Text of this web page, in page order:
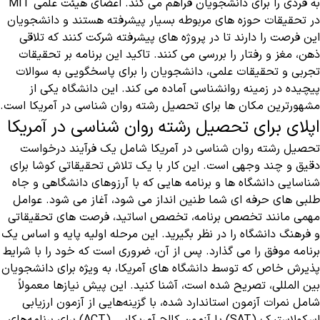
به فردی را برای دانشجویان فراهم می کند. اعضای هیئت علمی MIT
در تحقیقات حوزه های مربوطه بسیار پیشرفته هستند و دانشجویان
این فرصت را دارند تا در پروژه های پیشرفته شرکت کنند که تلاقی
ذهن، مغز و رفتار را بررسی می کنند. تاکید این برنامه بر تحقیقات
تجربی و تحقیقات علمی، دانشجویان را برای پاسخگویی به سوالات
پیچیده در زمینه روانشناسی آماده می کند. این دانشگاه یکی از
مشهورترین مکان ها برای تحصیل رشته روان شناسی در آمریکا است.
اپلای برای تحصیل رشته روان شناسی در آمریکا
تحصیل رشته روان شناسی در آمریکا شامل یک فرآیند درخواست
دقیق و چند وجهی است. این کار با یک تلاش تحقیقاتی کوشا برای
شناسایی دانشگاه ها و برنامه هایی که با آرزوهای دانشگاهی و جاه
طلبی های حرفه ای شما طنین انداز می شود، آغاز می شود. عوامل
مهمی مانند تخصص برنامه، تخصص اساتید، فرصت های تحقیقاتی
و فرهنگ دانشگاه را در نظر بگیرید. این مرحله اولیه پایه و اساس یک
برنامه موفق را می گذارد. پس از آن، ضروری است که خود را با شرایط
پذیرش خاص که توسط دانشگاه های آمریکا، به ویژه برای دانشجویان
بین المللی، تصریح شده است، آشنا کنید. این پیش نیازها معمولاً
شامل نمرات آزمون استاندارد شده، با گزینه‌هایی از آزمون ارزیابی